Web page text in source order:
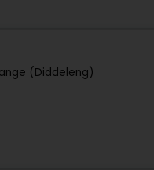
(Diddeleng)